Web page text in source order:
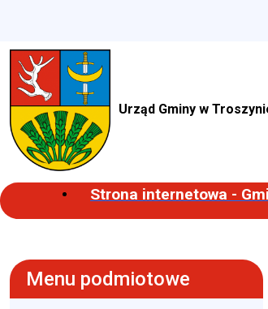
Urząd Gminy w
Strona internetowa -
Menu podmiotowe